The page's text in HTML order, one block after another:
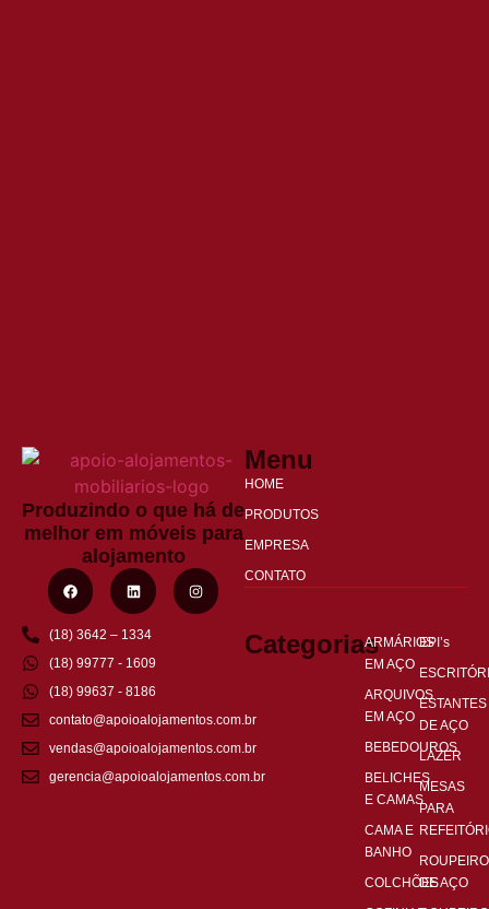
Produzindo o que há de
melhor em móveis para
alojamento
(18) 3642 – 1334
(18) 99777 - 1609
(18) 99637 - 8186
contato@apoioalojamentos.com.br
vendas@apoioalojamentos.com.br
gerencia@apoioalojamentos.com.br
Menu
HOME
PRODUTOS
EMPRESA
CONTATO
CategoriasARMÁRIOS
EM AÇO
ARQUIVOS
EM AÇO
BEBEDOUROS
BELICHES
E CAMAS
CAMA E
BANHO
COLCHÕES
EPI’s
ESTANTES
DE AÇO
LAZER
MESAS
PARA
DE AÇO